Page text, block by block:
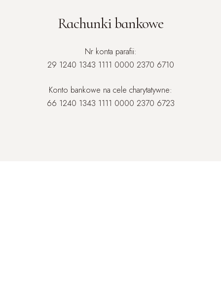
Rachunki bankowe
Nr konta parafii:
29 1240 1343 1111 0000 2370 6710
Konto bankowe na cele charytatywne:
66 1240 1343 1111 0000 2370 6723